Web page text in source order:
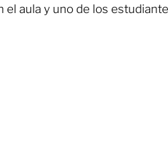
el aula y uno de los